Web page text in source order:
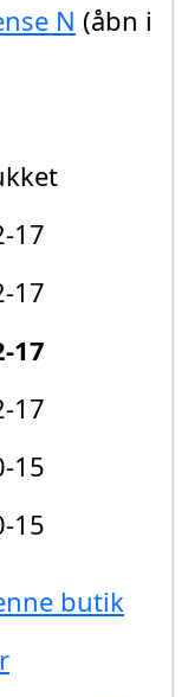
N (åbn i
17
17
17
17
15
15
butik